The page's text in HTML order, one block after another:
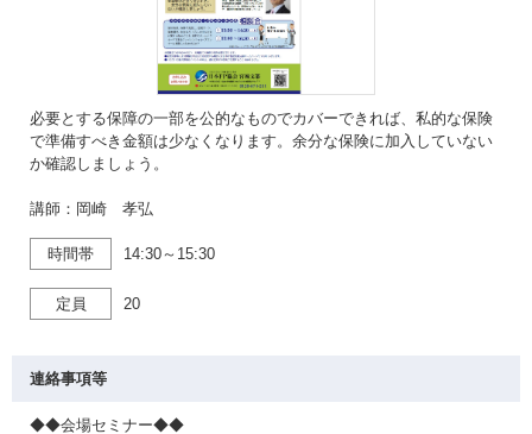
必要とする保障の一部を公的なものでカバーできれば、私的な保険
で準備すべき金額は少なくなります。余分な保険に加入していない
か確認しましょう。
講師：岡崎 孝弘
時間帯 14:30～15:30
定員 20
連絡事項等
◆◆会場セミナー◆◆